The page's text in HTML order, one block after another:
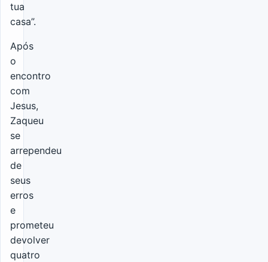
tua
casa”.
Após
o
encontro
com
Jesus,
Zaqueu
se
arrependeu
de
seus
erros
e
prometeu
devolver
quatro